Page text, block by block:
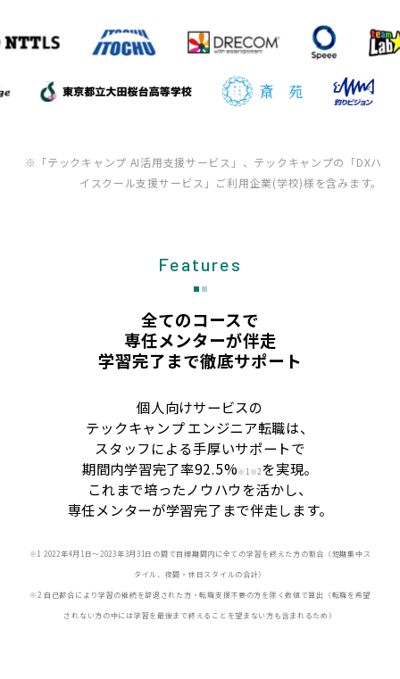
※「テックキャンプ AI活用支援サービス」、テックキャンプの「DXハ
イスクール支援サービス」ご利用企業(学校)様を含みます。
Features
全てのコースで
専任メンターが伴走
学習完了まで徹底サポート
個人向けサービスの
テックキャンプ エンジニア転職は、
スタッフによる手厚いサポートで
期間内学習完了率92.5%※ 1※2を実現。
これまで培ったノウハウを活かし、
専任メンターが学習完了まで伴走します。
※1 2022年4月1日〜2023年3月31日の間で目標期間内に全ての学習を終えた方の割合（短期集中ス
タイル、夜間・休日スタイルの合計）
※2 自己都合により学習の継続を辞退された方・転職支援不要の方を除く数値で算出（転職を希望
されない方の中には学習を最後まで終えることを望まない方も含まれるため）